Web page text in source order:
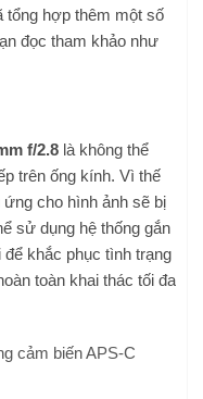
tổng hợp thêm một số
đọc tham khảo như
f/2.8 là không thể
trên ống kính. Vì thế
cho hình ảnh sẽ bị
sử dụng hệ thống gắn
khắc phục tình trạng
toàn khai thác tối đa
cảm biến APS-C